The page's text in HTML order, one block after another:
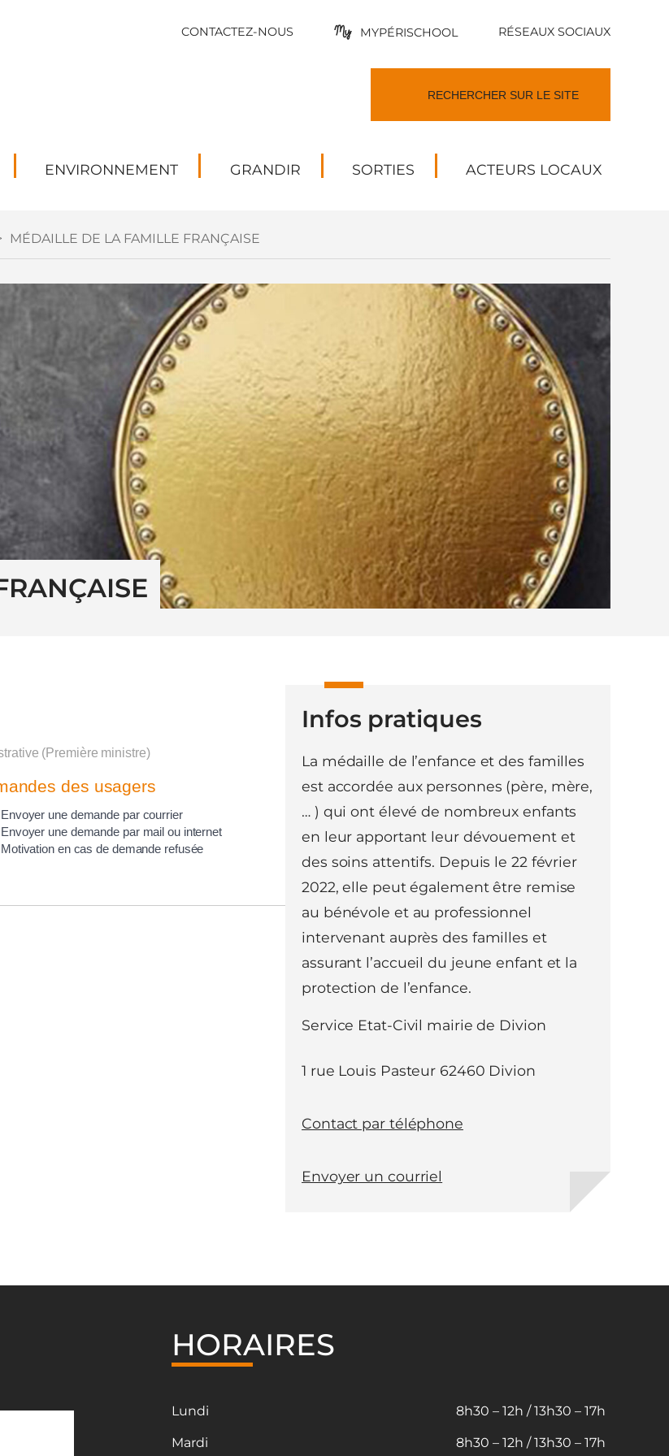
CONTACTEZ-NOUS MYPÉRISCHOOL RÉSEAUX SOCIAUX
ENVIRONNEMENT GRANDIR SORTIES ACTEURS LOCAUX
MÉDAILLE DE LA FAMILLE FRANÇAISE
(Première ministre)
des usagers
Envoyer une demande par courrier
Envoyer une demande par mail ou internet
Motivation en cas de demande refusée
Infos pratiques
La médaille de l’enfance et des familles
est accordée aux personnes (père, mère,
… ) qui ont élevé de nombreux enfants
en leur apportant leur dévouement et
des soins attentifs. Depuis le 22 février
2022, elle peut également être remise
au bénévole et au professionnel
intervenant auprès des familles et
assurant l’accueil du jeune enfant et la
protection de l’enfance.
Service Etat-Civil mairie de Divion
1 rue Louis Pasteur 62460 Divion
Contact par téléphone
Envoyer un courriel
HORAIRES
Lundi
Mardi
8h30 – 12h / 13h30 – 17h
8h30 – 12h / 13h30 – 17h